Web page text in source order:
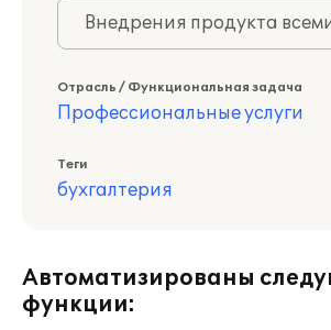
Внедрения продукта
Отрасль / Функциональная задача
Профессиональные услуги
Теги
бухгалтерия
Автоматизированы
функции: